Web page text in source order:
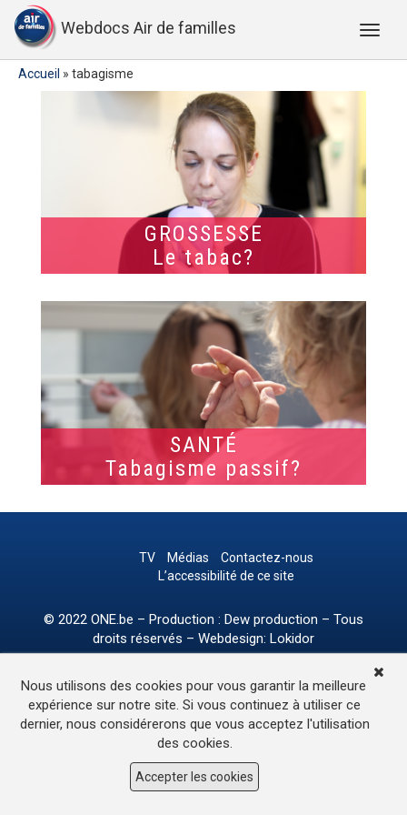
Webdocs Air de familles
Accueil » tabagisme
GROSSESSE
Le tabac?
SANTÉ
Tabagisme passif?
TV Médias
Contactez-nous
L’accessibilité de ce site
© 2022 ONE.be – Production : Dew production – Tous
droits réservés – Webdesign: Lokidor
Nous utilisons des cookies pour vous garantir la meilleure
expérience sur notre site. Si vous continuez à utiliser ce
dernier, nous considérerons que vous acceptez l'utilisation
des cookies.
Accepter les cookies